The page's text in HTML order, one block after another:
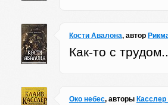
Кости Авалона, автор
Как-то с
Око небес, авторы